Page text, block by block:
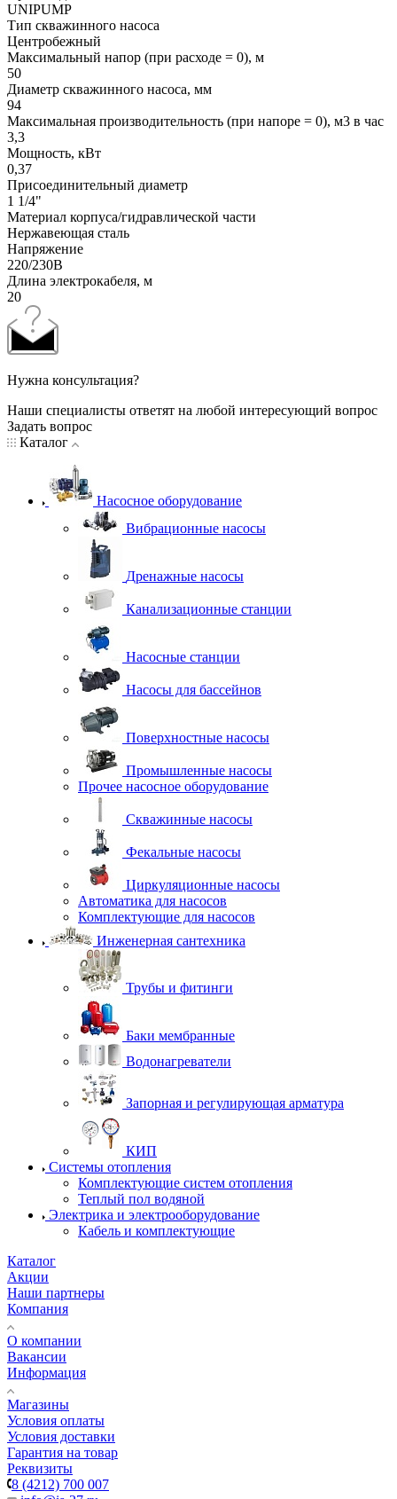
UNIPUMP
Тип скважинного насоса
Центробежный
Максимальный напор (при расходе = 0), м
50
Диаметр скважинного насоса, мм
94
Максимальная производительность (при напоре = 0), м3 в час
3,3
Мощность, кВт
0,37
Присоединительный диаметр
1 1/4"
Материал корпуса/гидравлической части
Нержавеющая сталь
Напряжение
220/230В
Длина электрокабеля, м
20
Нужна консультация?
Наши специалисты ответят на любой интересующий вопрос
Задать вопрос
Каталог
Насосное оборудование
Вибрационные насосы
Дренажные насосы
Канализационные станции
Насосные станции
Насосы для бассейнов
Поверхностные насосы
Промышленные насосы
Прочее насосное оборудование
Скважинные насосы
Фекальные насосы
Циркуляционные насосы
Автоматика для насосов
Комплектующие для насосов
Инженерная сантехника
Трубы и фитинги
Баки мембранные
Водонагреватели
Запорная и регулирующая арматура
КИП
Системы отопления
Комплектующие систем отопления
Теплый пол водяной
Электрика и электрооборудование
Кабель и комплектующие
Каталог
Акции
Наши партнеры
Компания
О компании
Вакансии
Информация
Магазины
Условия оплаты
Условия доставки
Гарантия на товар
Реквизиты
8 (4212) 700 007